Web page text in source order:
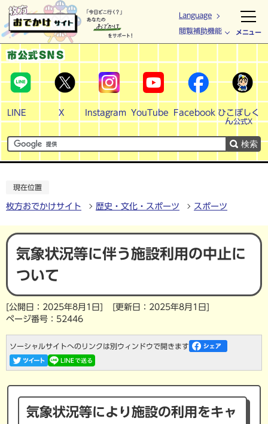
メニュー
Language
閲覧補助機能
市公式SNS
LINE X Instagram YouTube Facebook ひこぼしく
ん公式X
検索
現在位置
枚方おでかけサイト 歴史・文化・スポーツ スポーツ
気象状況等に伴う施設利用の中止に
ついて
[公開日：2025年8月1日]
[更新日：2025年8月1日]
ページ番号：52446
ソーシャルサイトへのリンクは別ウィンドウで開きます
気象状況等により施設の利用をキャ